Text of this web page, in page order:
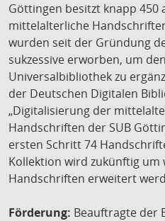
Göttingen besitzt knapp 450
mittelalterliche
wurden seit der Gründung
sukzessive erworben, um
Universalbibliothek zu
der Deutschen Digitalen
„Digitalisierung der
Handschriften der SUB
ersten Schritt 74
Kollektion wird zukünftig
Handschriften erweitert
Förderung: Beauftragte der